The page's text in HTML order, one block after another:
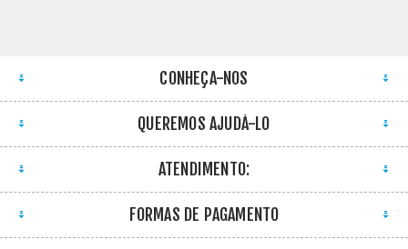
CONHEÇA-NOS
QUEREMOS AJUDÁ-LO
ATENDIMENTO:
FORMAS DE PAGAMENTO